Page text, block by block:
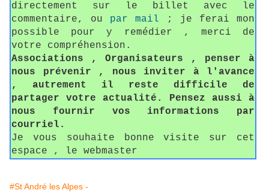
directement sur le billet avec le
commentaire, ou par mail ; je ferai mon
possible pour y remédier , merci de
votre compréhension.
Associations , Organisateurs , penser à
nous prévenir , nous inviter à l'avance
, autrement il reste difficile de
partager votre actualité. Pensez aussi à
nous fournir vos informations par
courriel.
Je vous souhaite bonne visite sur cet
espace , le webmaster
#St André les Alpes -